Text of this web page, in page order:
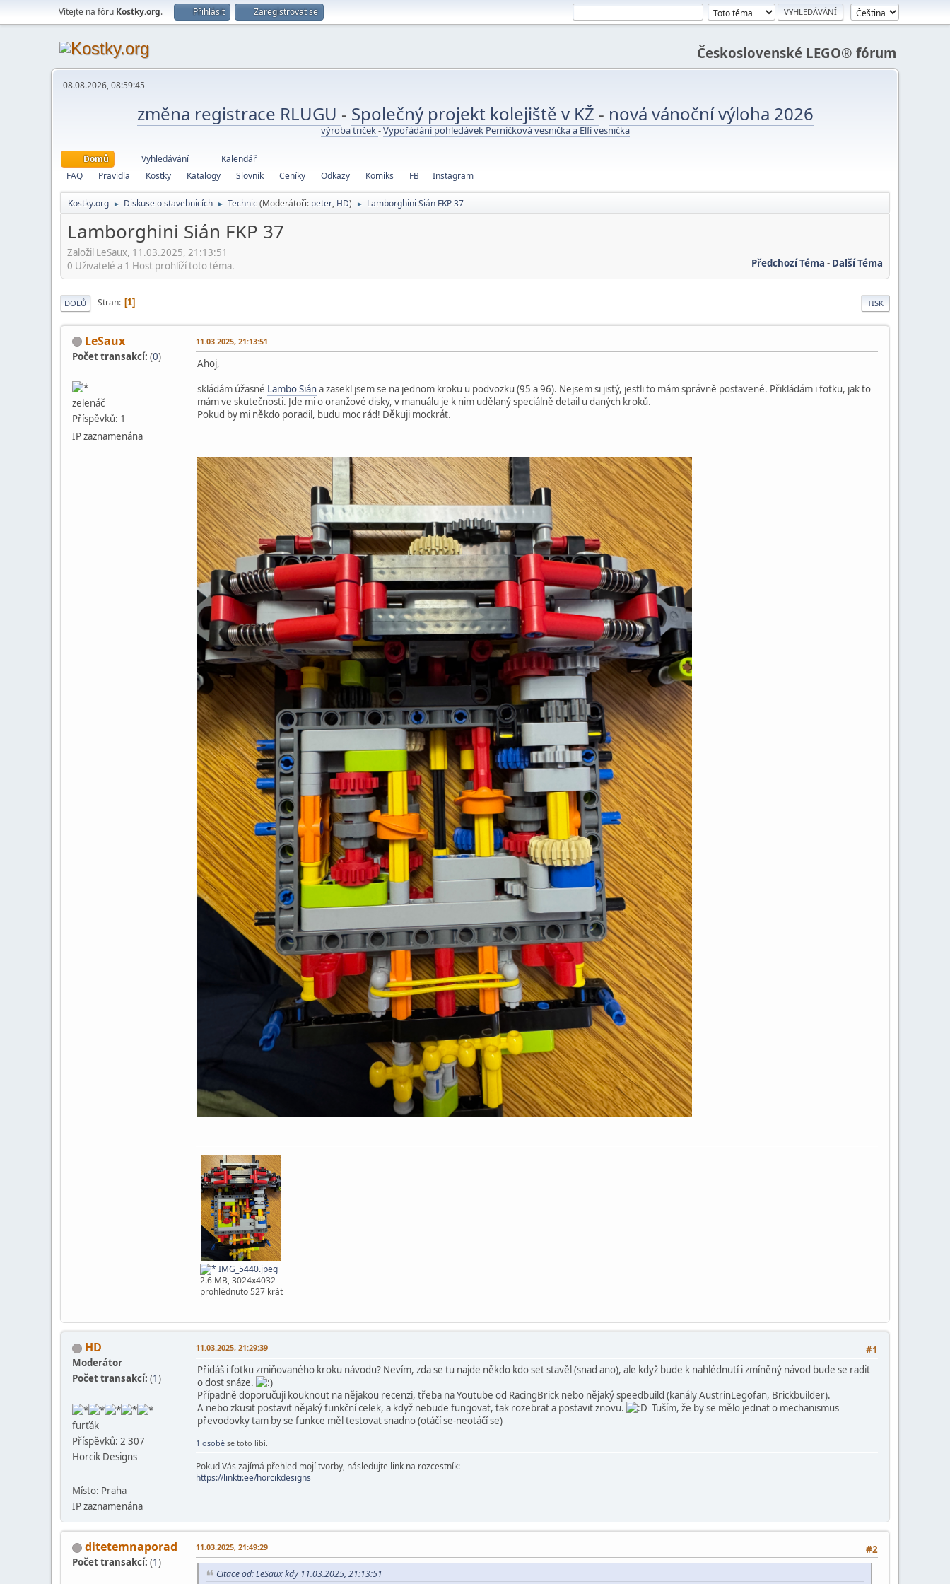
Vítejte na fóru Kostky.org. Přihlásit Zaregistrovat se
Československé LEGO® fórum
08.08.2026, 08:59:45
změna registrace RLUGU - Společný projekt kolejiště v KŽ - nová vánoční výloha 2026
výroba triček-Vypořádání pohledávek Perníčková vesnička a Elfí vesnička
Domů Vyhledávání
Kalendář
FAQ
Pravidla Kostky Katalogy Slovník Ceníky Odkazy Komiks FB Instagram
Kostky.org ► Diskuse o stavebnicích ► Technic(Moderátoři: peter, HD) ► Lamborghini Sián FKP 37
Lamborghini Sián FKP 37
Založil LeSaux, 11.03.2025, 21:13:51
Předchozí Téma - Další Téma
0 Uživatelé a 1 Host prohlíží toto téma.
TISK
DOLŮ Stran 1
LeSaux
Počet transakcí: (0)
zelenáč
Příspěvků: 1
IP zaznamenána
11.03.2025, 21:13:51
Ahoj,
skládám úžasné Lambo Siána zasekl jsem se na jednom kroku u podvozku (95 a 96). Nejsem si jistý, jestli to mám správně postavené. Přikládám i fotku, jak to
mám ve skutečnosti. Jde mi o oranžové disky, v manuálu je k nim udělaný speciálně detail u daných kroků.
Pokud by mi někdo poradil, budu moc rád! Děkuji mockrát.
IMG_5440.jpeg
2.6 MB, 3024x4032
prohlédnuto 527 krát
HD
Moderátor
Počet transakcí: (1)
furťák
Příspěvků: 2 307
Horcik Designs
Místo: Praha
IP zaznamenána
#1
11.03.2025, 21:29:39
Přidáš i fotku zmiňovaného kroku návodu? Nevím, zda se tu najde někdo kdo set stavěl (snad ano), ale když bude k nahlédnutí i zmíněný návod bude se radit
o dost snáze.
Případně doporučuji kouknout na nějakou recenzi, třeba na Youtube od RacingBrick nebo nějaký speedbuild (kanály AustrinLegofan, Brickbuilder).
A nebo zkusit postavit nějaký funkční celek, a když nebude fungovat, tak rozebrat a postavit znovu.
Tuším, že by se mělo jednat o mechanismus
převodovky tam by se funkce měl testovat snadno (otáčí se-neotáčí se)
1 osobě se toto líbí.
Pokud Vás zajímá přehled mojí tvorby, následujte link na rozcestník:
https://linktr.ee/horcikdesigns
ditetemnaporad
Počet transakcí: (1)
#2
11.03.2025, 21:49:29
Citace od: LeSaux kdy 11.03.2025, 21:13:51